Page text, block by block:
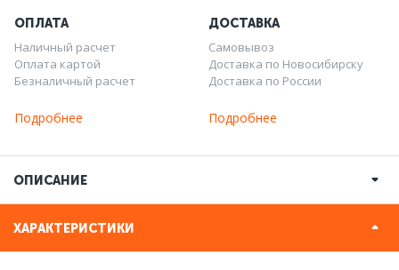
ОПЛАТА
Наличный расчет
Оплата картой
Безналичный расчет
Подробнее
ДОСТАВКА
Самовывоз
Доставка по Новосибирску
Доставка по России
Подробнее
ОПИСАНИЕ
ХАРАКТЕРИСТИКИ